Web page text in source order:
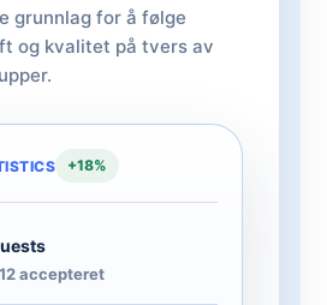
grunnlag for å følge
og kvalitet på tvers av
+18%
accepteret